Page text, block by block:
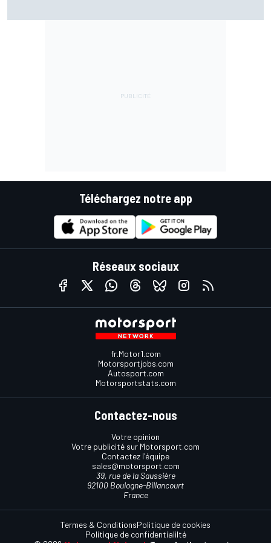
Téléchargez notre app
Réseaux sociaux
fr.Motor1.com
Motorsportjobs.com
Autosport.com
Motorsportstats.com
Contactez-nous
Votre opinion
Votre publicité sur Motorsport.com
Contactez l'équipe
sales@motorsport.com
39, rue de la Saussière
92100 Boulogne-Billancourt
France
Termes & ConditionsPolitique de cookies
Politique de confidentialilté